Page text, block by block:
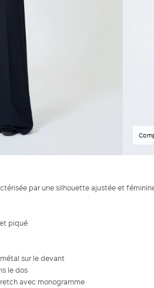
par une silhouette ajustée et
piqué
sur le devant
le dos
avec monogramme